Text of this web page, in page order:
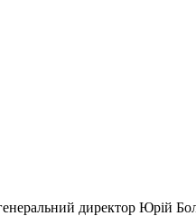
директор Юрій